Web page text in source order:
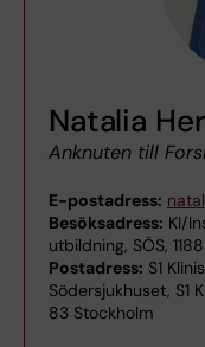
Natalia
Anknuten till
E-postadress:
Besöksadress: KI/
utbildning, SÖS,
Postadress: S1
Södersjukhuset, S1
83 Stockholm